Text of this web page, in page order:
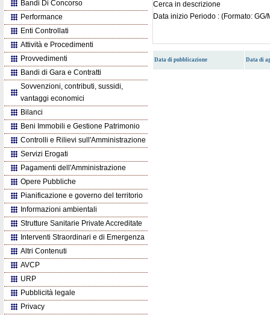
Cerca in descrizione
Data inizio Periodo : (Formato: GG/
Data di pubblicazione Data di
Bandi Di Concorso
Performance
Enti Controllati
Attività e Procedimenti
Provvedimenti
Bandi di Gara e Contratti
Sovvenzioni, contributi, sussidi,
vantaggi economici
Bilanci
Beni Immobili e Gestione Patrimonio
Controlli e Rilievi sull'Amministrazione
Servizi Erogati
Pagamenti dell'Amministrazione
Opere Pubbliche
Pianificazione e governo del territorio
Informazioni ambientali
Strutture Sanitarie Private Accreditate
Interventi Straordinari e di Emergenza
Altri Contenuti
AVCP
URP
Pubblicità legale
Privacy